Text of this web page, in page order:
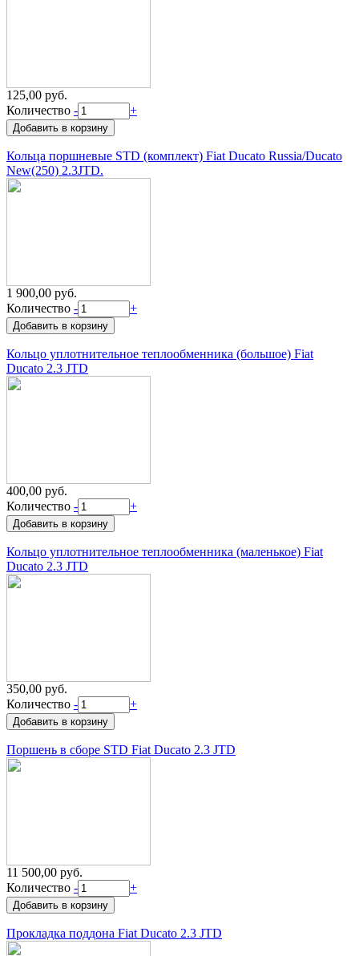
125,00 руб.
Количество - +
Кольца поршневые STD (комплект) Fiat Ducato Russia/Ducato
New(250) 2.3JTD.
1 900,00 руб.
Количество - +
Кольцо уплотнительное теплообменника (большое) Fiat
Ducato 2.3 JTD
400,00 руб.
Количество - +
Кольцо уплотнительное теплообменника (маленькое) Fiat
Ducato 2.3 JTD
350,00 руб.
Количество - +
Поршень в сборе STD Fiat Ducato 2.3 JTD
11 500,00 руб.
Количество - +
Прокладка поддона Fiat Ducato 2.3 JTD